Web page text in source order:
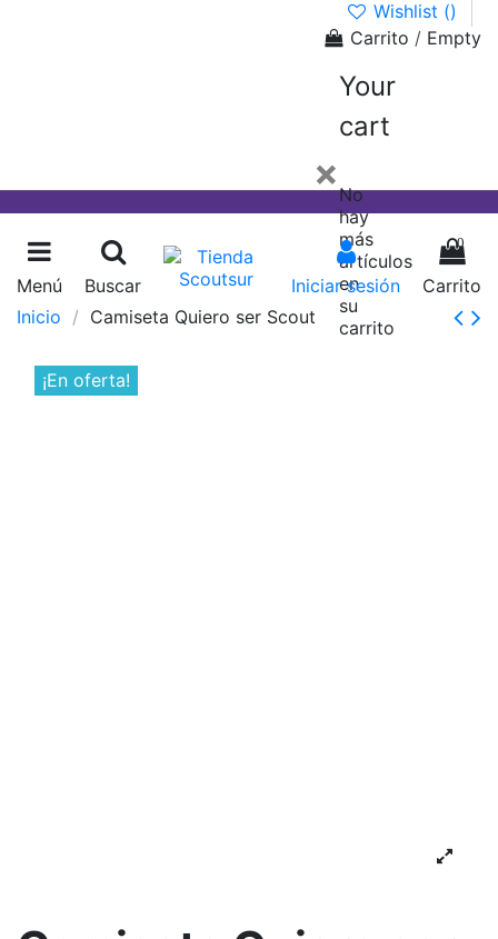
Wishlist ()
Carrito / Empty
Your
cart
×No
hay
más
artículos
en
su
carrito
Menú Buscar Iniciar sesión
0
Carrito
Inicio
Camiseta Quiero ser Scout
¡En oferta!